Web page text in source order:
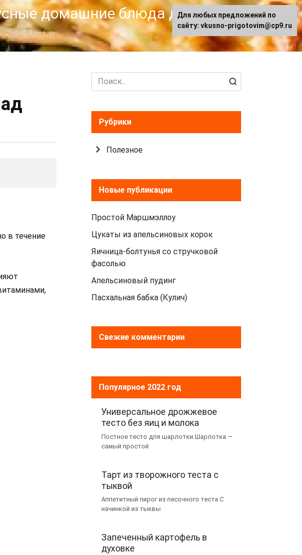
домашние блюда для
в течение
Search
for:
Рубрики
Полезное
Новые публикации
Простой Маршмэллоу
Цукаты из апельсиновых корок
Яичница-болтунья со стручковой
фасолью
Апельсиновый пудинг
Пасхальная бабка (Кулич)
Свежие комментарии
Популярное 2022 год
Универсальное дрожжевое
тесто без яиц и молока
Постное тесто для шарлотки Шарлотка —
самый простой
Тарт из творожного теста с
тыквой
Аппетитный пирог из песочного теста С
начинкой из тыквы
Запеченный картофель в
духовке
Для любых предложений по
сайту: vkusno-prigotovim@cp9.ru